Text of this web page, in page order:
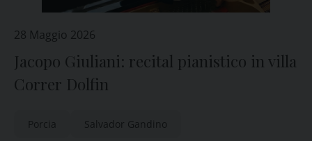
28 Maggio 2026
Jacopo Giuliani: recital pianistico in villa
Correr Dolfin
Porcia Salvador Gandino